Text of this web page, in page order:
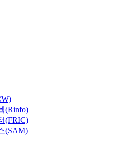
(Rinfo)
(FRIC)
(SAM)